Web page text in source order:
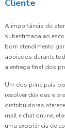
Cliente
A importância do
subestimada ao
bom atendimento
apoiados durante
a entrega final dos
Um dos principais
resolver dúvidas e
distribuidoras
mail e chat online,
uma experiência de